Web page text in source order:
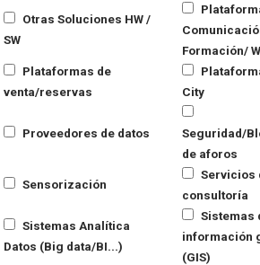
Otras Soluciones HW /
SW
Formación/
Plataformas de
venta/reservas
City
Proveedores de datos
Seguridad/
de aforos
Sensorización
Servicios
consultoría
Sistemas Analítica
Datos (Big data/BI...)
Sistemas
información
(GIS)